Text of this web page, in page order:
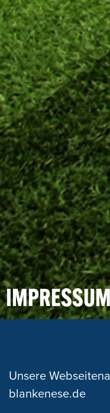
Unsere
blankenese.de